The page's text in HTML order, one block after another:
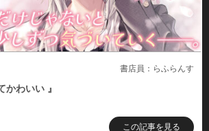
書店員：らふらんす
かわいい 』
この記事を見る